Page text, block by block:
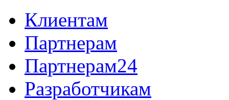
Клиентам
Партнерам
Партнерам24
Разработчикам